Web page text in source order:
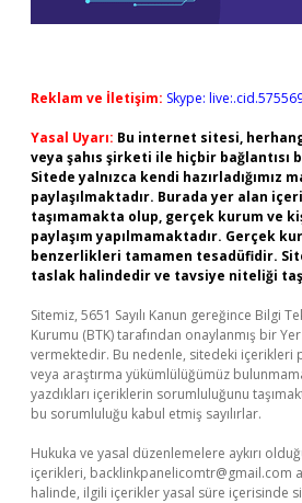
Reklam ve İletişim: Skype:
Yasal Uyarı: Bu internet sitesi,
veya şahıs şirketi ile hiçbir bağlantısı
Sitede yalnızca kendi hazırladığımız
paylaşılmaktadır. Burada yer alan
taşımamakta olup, gerçek kurum ve
paylaşım yapılmamaktadır. Gerçek
benzerlikleri tamamen tesadüfidir.
taslak halindedir ve tavsiye niteliği
Sitemiz, 5651 Sayılı Kanun gereğince Bilgi
Kurumu (BTK) tarafından onaylanmış bir
vermektedir. Bu nedenle, sitedeki içerikleri
veya araştırma yükümlülüğümüz
yazdıkları içeriklerin sorumluluğunu
bu sorumluluğu kabul etmiş sayılırlar.
Hukuka ve yasal düzenlemelere aykırı
içerikleri, backlinkpanelicomtr@gmail.com
halinde, ilgili içerikler yasal süre içerisinde